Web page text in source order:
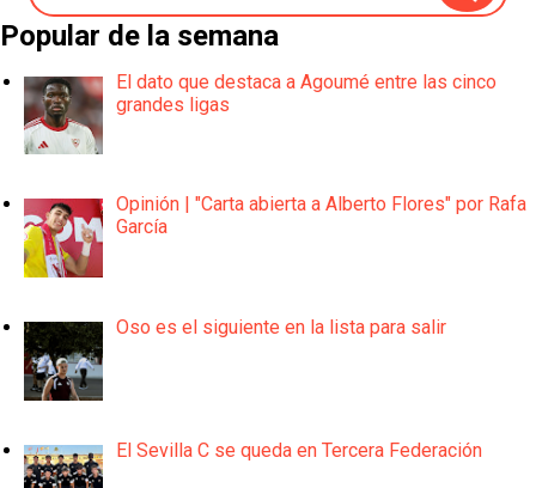
Popular de la semana
El dato que destaca a Agoumé entre las cinco
grandes ligas
Opinión | "Carta abierta a Alberto Flores" por Rafa
García
Oso es el siguiente en la lista para salir
El Sevilla C se queda en Tercera Federación